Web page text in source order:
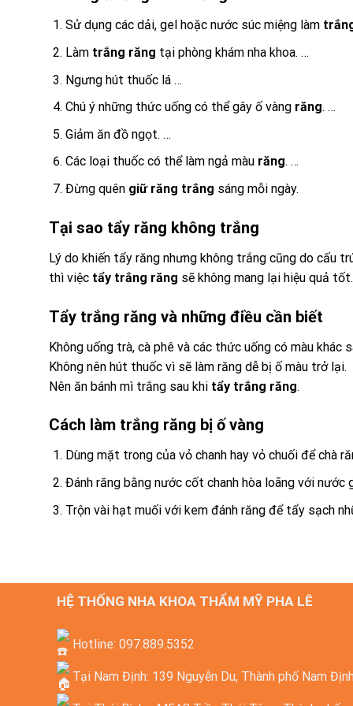
Sử dụng các dải, gel hoặc nước súc miệng làm
Làm trắng răng tại phòng khám nha khoa. …
Ngưng hút thuốc lá …
Chú ý những thức uống có thể gây ố vàng răng. …
Giảm ăn đồ ngọt. …
Các loại thuốc có thể làm ngả màu răng. …
Đừng quên giữ răng trắng sáng mỗi ngày.
Tại sao tẩy răng không trắng
Lý do khiến tẩy răng nhưng không trắng cũng do cấu
thì việc tẩy trắng răng sẽ không mang lại hiệu quả
Tẩy trắng răng và những điều cần biết
Không uống trà, cà phê và các thức uống có màu khác
Không nên hút thuốc vì sẽ làm răng dễ bị ố màu trở lại.
Nên ăn bánh mì trắng sau khi tẩy trắng răng.
Cách làm trắng răng bị ố vàng
Dùng mặt trong của vỏ chanh hay vỏ chuối để chà
Đánh răng bằng nước cốt chanh hòa loãng với
Trộn vài hạt muối với kem đánh răng để tẩy sạch
HỆ THỐNG NHA KHOA THẨM MỸ PHA LÊ
Hotline: 097.889.5352
Tại Nam Định: 139 Nguyễn Du, Thành phố Nam